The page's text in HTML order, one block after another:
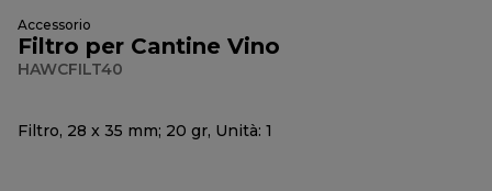
Accessorio
Filtro per Cantine Vino
HAWCFILT40
Filtro, 28 x 35 mm; 20 gr, Unità: 1